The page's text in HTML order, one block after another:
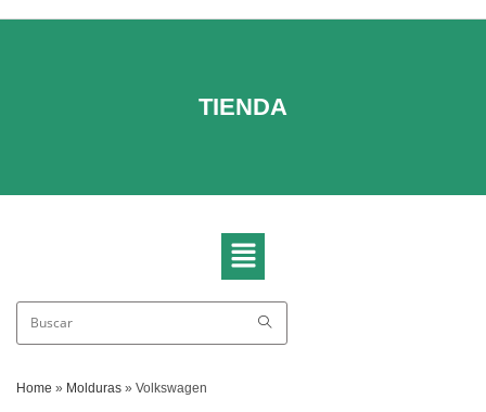
TIENDA
Home » Molduras » Volkswagen